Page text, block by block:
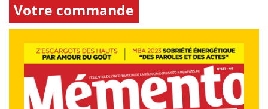
Votre commande